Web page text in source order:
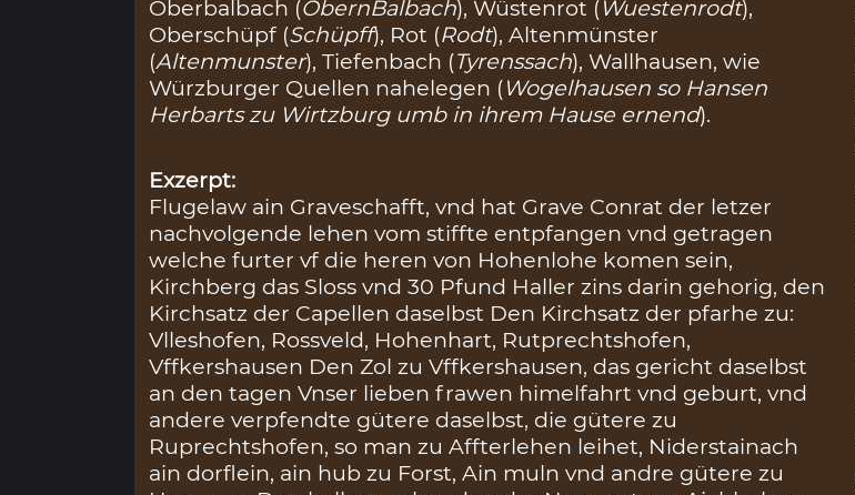
Oberbalbach (ObernBalbach), Wüstenrot (Wuestenrodt),
Oberschüpf (Schüpff), Rot (Rodt), Altenmünster
(Altenmunster), Tiefenbach (Tyrenssach), Wallhausen, wie
Würzburger Quellen nahelegen (Wogelhausen so Hansen
Herbarts zu Wirtzburg umb in ihrem Hause ernend).
Exzerpt:
Flugelaw ain Graveschafft, vnd hat Grave Conrat der letzer
nachvolgende lehen vom stiffte entpfangen vnd getragen
welche furter vf die heren von Hohenlohe komen sein,
Kirchberg das Sloss vnd 30 Pfund Haller zins darin gehorig, den
Kirchsatz der Capellen daselbst Den Kirchsatz der pfarhe zu:
Vlleshofen, Rossveld, Hohenhart, Rutprechtshofen,
Vffkershausen Den Zol zu Vffkershausen, das gericht daselbst
an den tagen Vnser lieben frawen himelfahrt vnd geburt, vnd
andere verpfendte gütere daselbst, die gütere zu
Ruprechtshofen, so man zu Affterlehen leihet, Niderstainach
ain dorflein, ain hub zu Forst, Ain muln vnd andre gütere zu